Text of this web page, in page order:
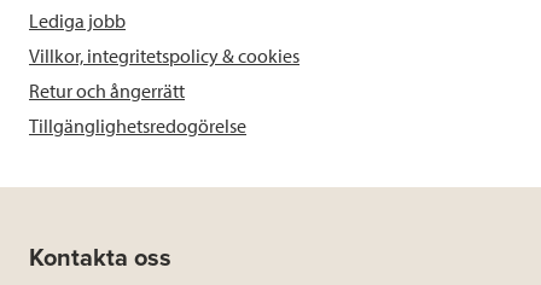
Lediga jobb
Villkor, integritetspolicy & cookies
Retur och ångerrätt
Tillgänglighetsredogörelse
Kontakta oss